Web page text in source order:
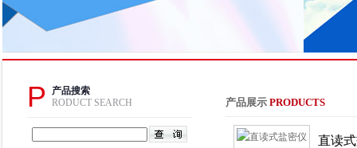
P
产品搜索
RODUCT SEARCH
产品展示 PRODUCTS
直读